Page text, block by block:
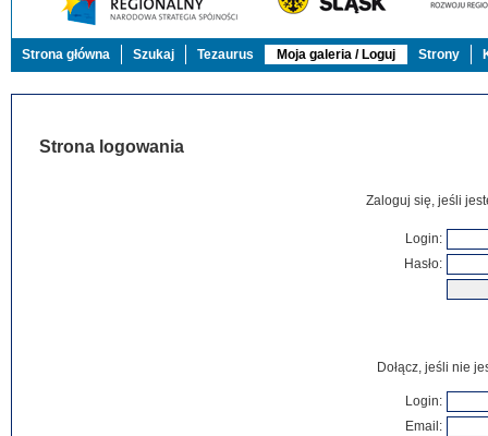
Strona główna Szukaj Tezaurus Moja galeria / Loguj Strony
Strona logowania
Zaloguj się, jeśli
Login:
Hasło:
Dołącz, jeśli nie
Login:
Email: